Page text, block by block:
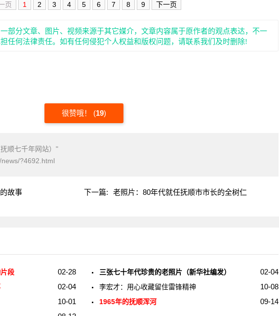
页 1 2 3 4 5 6 7 8 9 下一页
部分文章、图片、视频来源于其它媒介，文章内容属于原作者的观点表达，不一
任何法律责任。如有任何侵犯个人权益和版权问题，请联系我们及时删除!
很赞哦！ (19)
顺七千年网站）"
?4692.html
故事 下一篇: 老照片：80年代就任抚顺市市长的全树仁
02-28
段 02-04
三张七十年代珍贵的老照片（新华社编发）
02-04 10-08
李宏才：用心收藏留住雷锋精神
10-01 09-14
1965年的抚顺浑河